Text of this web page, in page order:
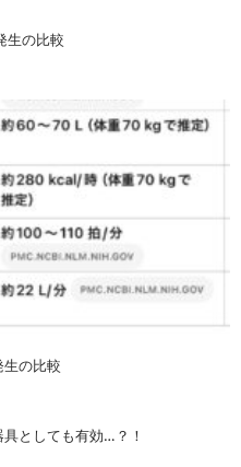
生の比較
の比較
具としても有効…？！